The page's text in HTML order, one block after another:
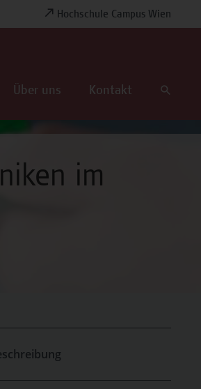
Hochschule Campus Wien
Über uns Kontakt
im